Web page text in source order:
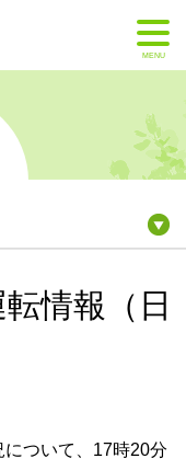
MENU
情報（日
ついて、17時20分